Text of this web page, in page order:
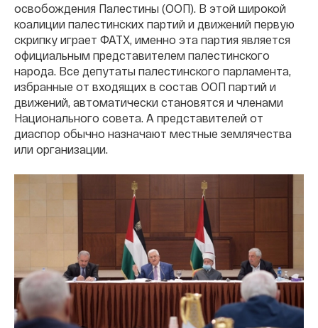
освобождения Палестины (ООП). В этой широкой
коалиции палестинских партий и движений первую
скрипку играет ФАТХ, именно эта партия является
официальным представителем палестинского
народа. Все депутаты палестинского парламента,
избранные от входящих в состав ООП партий и
движений, автоматически становятся и членами
Национального совета. А представителей от
диаспор обычно назначают местные землячества
или организации.